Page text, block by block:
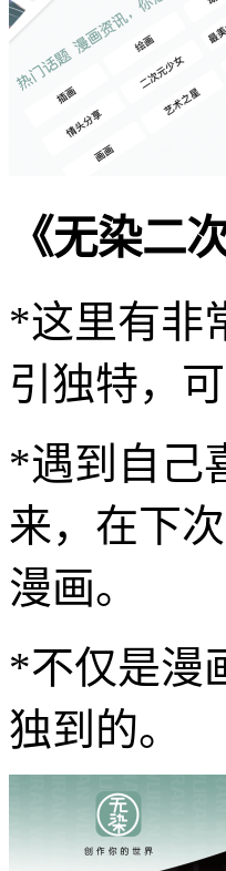
《无染二
*这里有非
引独特，
*遇到自己
来，在下
漫画。
*不仅是漫
独到的。